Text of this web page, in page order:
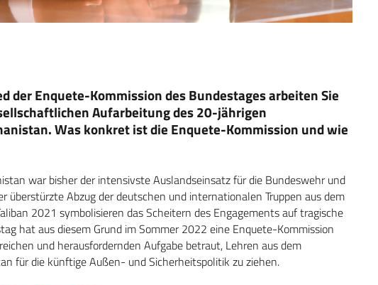
der Enquete-Kommission des Bundestages arbeiten Sie
Aufarbeitung des 20-jährigen
Was konkret ist die Enquete-Kommission und wie
war bisher der intensivste Auslandseinsatz für die Bundeswehr und
überstürzte Abzug der deutschen und internationalen Truppen aus dem
2021 symbolisieren das Scheitern des Engagements auf tragische
hat aus diesem Grund im Sommer 2022 eine Enquete-Kommission
und herausfordernden Aufgabe betraut, Lehren aus dem
für die künftige Außen- und Sicherheitspolitik zu ziehen.